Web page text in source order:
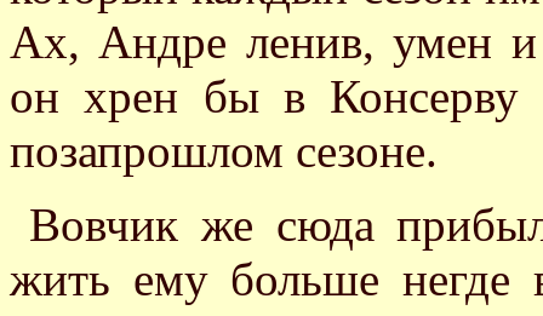
Ах, Андре ленив, умен и
он хрен бы в
позапрошлом сезоне.
Вовчик же сюда
жить ему больше негде